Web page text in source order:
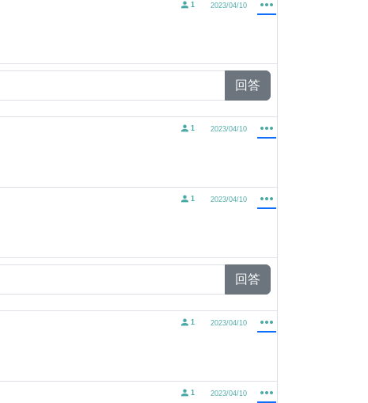
1 2023/04/10
回答
1 2023/04/10
1 2023/04/10
回答
1 2023/04/10
1 2023/04/10